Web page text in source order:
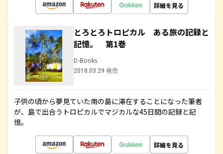
詳細を見る
とろとろトロピカル ある旅の記録と
記憶。 第1巻
D-Books
2018.03.29 発売
子供の頃から夢見ていた南の島に滞在することになった筆者
が、島で出合うトロピカルでマジカルな45日間の記録と記
憶。
詳細を見る